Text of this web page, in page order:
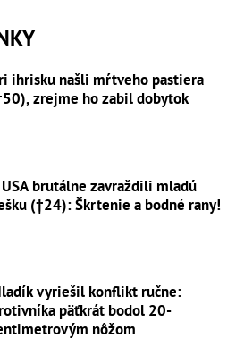
ihrisku našli mŕtveho pastiera
zrejme ho zabil dobytok
brutálne zavraždili mladú
(†24): Škrtenie a bodné rany!
vyriešil konflikt ručne:
päťkrát bodol 20-
nôžom